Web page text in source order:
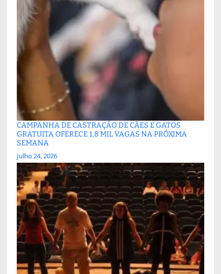
CAMPANHA DE CASTRAÇÃO DE CÃES E GATOS
GRATUITA OFERECE 1,8 MIL VAGAS NA PRÓXIMA
SEMANA
Julho 24, 2026